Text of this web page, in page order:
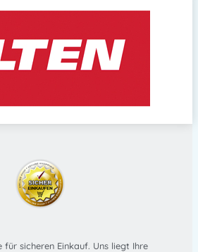
für sicheren Einkauf. Uns liegt Ihre